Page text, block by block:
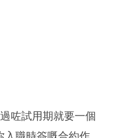
咗試用期就要一個